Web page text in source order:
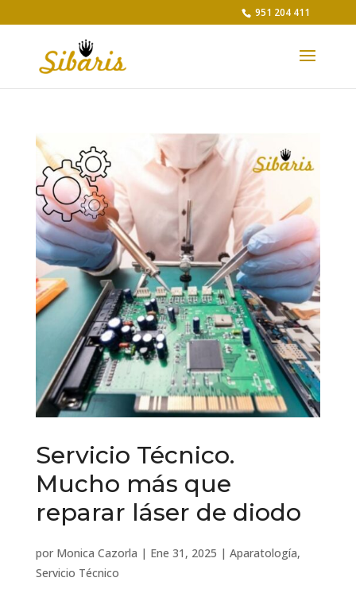
951 204 411
Servicio Técnico.
Mucho más que
reparar láser de diodo
por Monica Cazorla | Ene 31, 2025 | Aparatología,
Servicio Técnico